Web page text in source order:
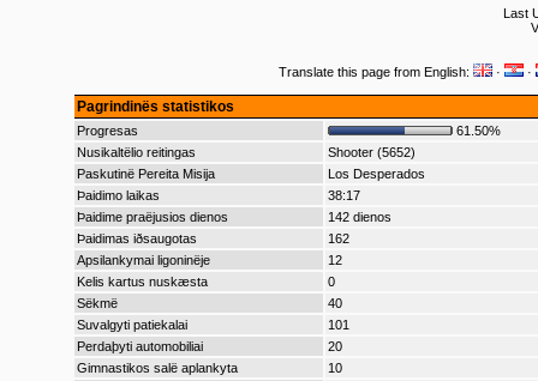
Last
Translate this page from English: · ·
Pagrindinës statistikos
Progresas
61.50%
Nusikaltëlio reitingas
Shooter (5652)
Paskutinë Pereita Misija
Los Desperados
Þaidimo laikas
38:17
Þaidime praëjusios dienos
142 dienos
Þaidimas iðsaugotas
162
Apsilankymai ligoninëje
12
Kelis kartus nuskæsta
0
Sëkmë
40
Suvalgyti patiekalai
101
Perdaþyti automobiliai
20
Gimnastikos salë aplankyta
10